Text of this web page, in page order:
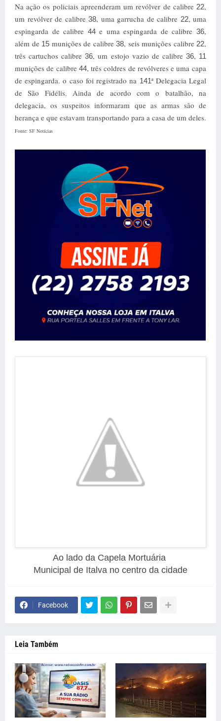
Na ação os policiais apreenderam um revólver de calibre 22,
um revólver de calibre 38, uma garrucha de calibre 22, uma
espingarda de calibre 44e uma espingarda de calibre36,
além de 15 munições de calibre 38, seis munições calibre 22,
três cartuchos calibre36, um estojo vazio de calibre 36, 11
munições de calibre 44, três coldres de revólveres e uma capa
de espingarda. o caso foi registrado na 141ª Delegacia Legal
de São Fidélis. Ainda de acordo com o batalhão, na
delegacia, os suspeitos informaram que as armas são de
herança e que estavam transportando para a casa de um deles.
Fonte: SF Notícias
Ao lado da Capela Mortuária
Municipal de Italva no centro da cidade
Facebook
Leia Também